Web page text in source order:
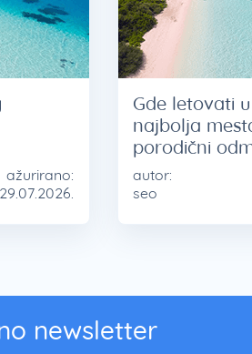
ažurirano:
29.07.2026.
Gde letovati
najbolja
porodični
autor:
seo
newsletter